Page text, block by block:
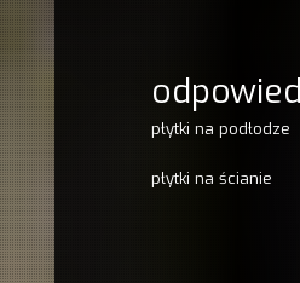
płytki na podłodze
płytki na ścianie